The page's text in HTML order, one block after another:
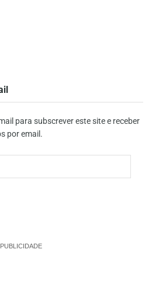
para subscrever este site e receber
por email.
PUBLICIDADE